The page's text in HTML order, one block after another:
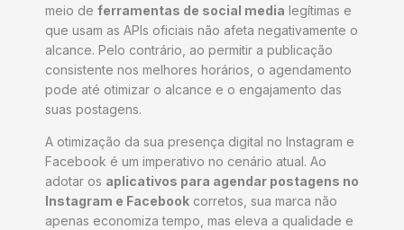
meio de ferramentas de social media legítimas e
que usam as APIs oficiais não afeta negativamente o
alcance. Pelo contrário, ao permitir a publicação
consistente nos melhores horários, o agendamento
pode até otimizar o alcance e o engajamento das
suas postagens.
A otimização da sua presença digital no Instagram e
Facebook é um imperativo no cenário atual. Ao
adotar os aplicativos para agendar postagens no
Instagram e Facebook corretos, sua marca não
apenas economiza tempo, mas eleva a qualidade e